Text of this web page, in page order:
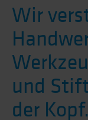
Wir
und
der